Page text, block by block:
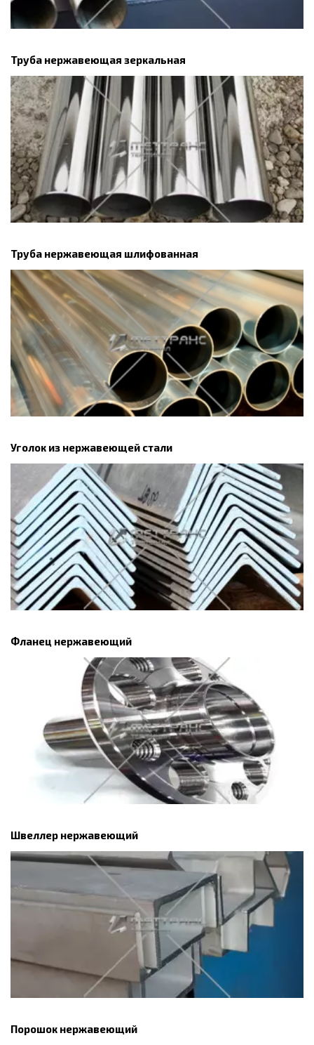
Труба нержавеющая зеркальная
Труба нержавеющая шлифованная
Уголок из нержавеющей стали
Фланец нержавеющий
Швеллер нержавеющий
Порошок нержавеющий